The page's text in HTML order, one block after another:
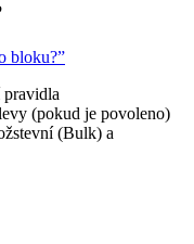
bloku?”
pravidla
(pokud je povoleno)
(Bulk) a